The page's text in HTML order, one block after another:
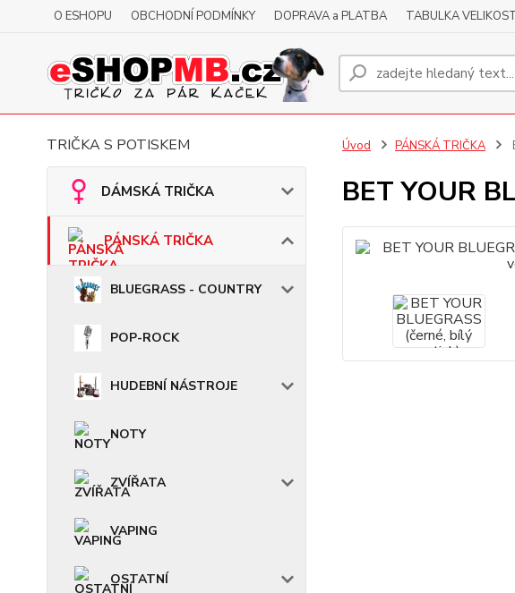
O ESHOPU OBCHODNÍ PODMÍNKY DOPRAVA a PLATBA TABULKA
TRIČKA S POTISKEM
DÁMSKÁ TRIČKA
PÁNSKÁ TRIČKA
BLUEGRASS - COUNTRY
POP-ROCK
HUDEBNÍ NÁSTROJE
NOTY
ZVÍŘATA
VAPING
OSTATNÍ
Úvod PÁNSKÁ TRIČKA
BET YOUR